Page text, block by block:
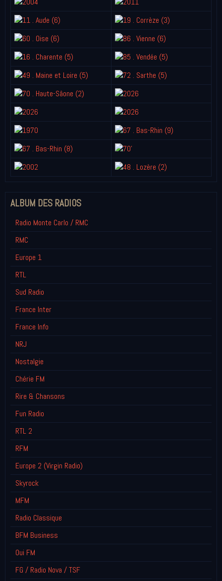
ALBUM DES RADIOS
Radio Monte Carlo / RMC
RMC
Europe 1
RTL
Sud Radio
France Inter
France Info
NRJ
Nostalgie
Chérie FM
Rire & Chansons
Fun Radio
RTL 2
RFM
Europe 2 (Virgin Radio)
Skyrock
MFM
Radio Classique
BFM Business
Oui FM
FG / Radio Nova / TSF